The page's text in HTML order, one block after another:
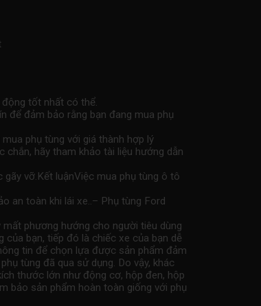
tốt nhất có thể.
để đảm bảo rằng bạn đang mua phụ
phụ tùng với giá thành hợp lý
chắn, hãy tham khảo tài liệu hướng dẫn
vỡ.Kết luậnViệc mua phụ tùng ô tô
an toàn khi lái xe..– Phụ tùng Ford
mất phương hướng cho người tiêu dùng
bạn, tiếp đó là chiếc xe của bạn dễ
tin để chọn lựa được sản phẩm đảm
tùng đã qua sử dụng. Do vậy, khác
thước lớn như động cơ, hộp đen, hộp
bảo sản phẩm hoàn toàn giống với phụ